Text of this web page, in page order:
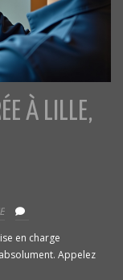
À LILLE,
en charge
Appelez